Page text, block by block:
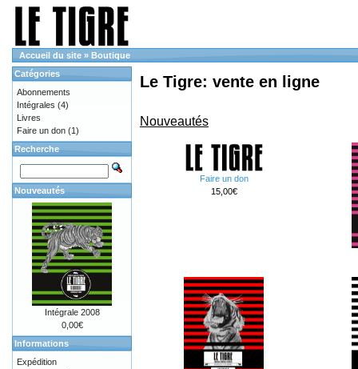
Accueil du site » Boutique
Le Tigre: vente en ligne
Nouveautés
Faire un don
15,00€
Catégories
Abonnements
Intégrales (4)
Livres
Faire un don (1)
Recherche
Nouveautés
Intégrale 2008
0,00€
Informations
Expédition